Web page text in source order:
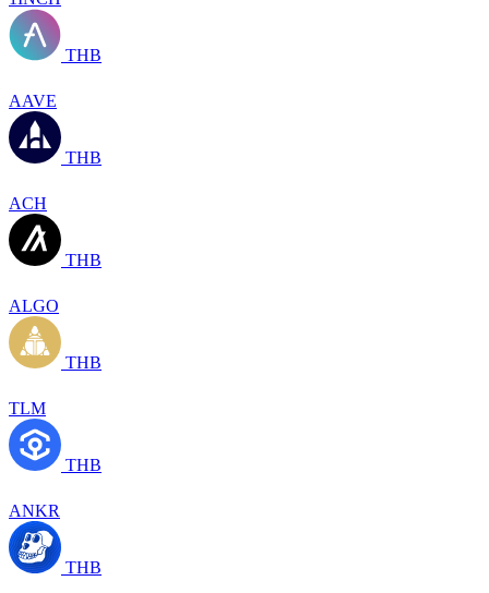
THB
AAVE
THB
ACH
THB
ALGO
THB
TLM
THB
ANKR
THB